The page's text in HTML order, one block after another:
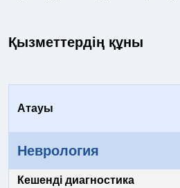
Қызметтердің құны
Атауы
Неврология
Кешенді диагностика